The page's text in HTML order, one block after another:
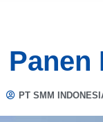
PT SMM